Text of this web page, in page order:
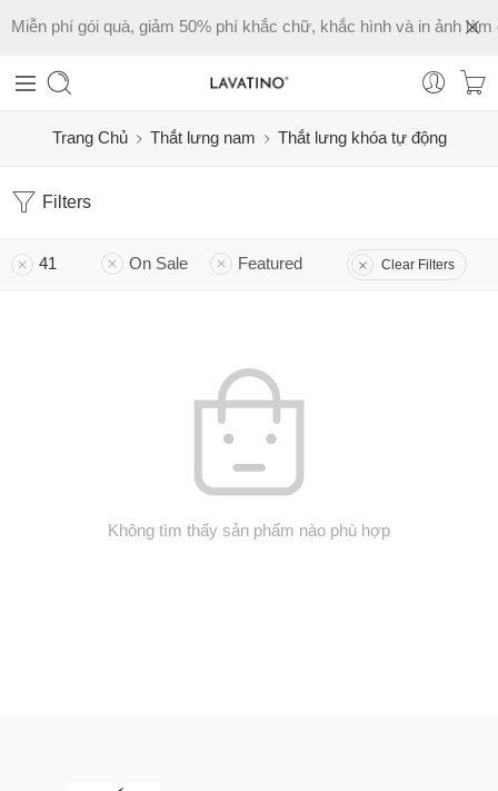
Miễn phí gói quà, giảm 50% phí khắc chữ, khắc hình và in ảnh làm
Trang Chủ Thắt lưng nam Thắt lưng khóa tự động
Filters
41 On Sale Featured Clear Filters
Không tìm thấy sản phẩm nào phù hợp